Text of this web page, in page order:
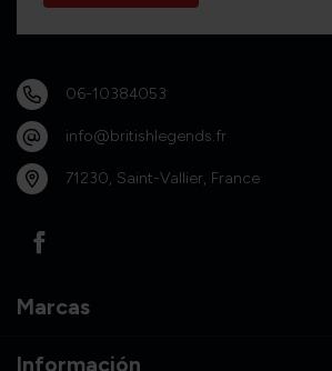
06-10384053
info@britishlegends.fr
71230, Saint-Vallier, France
Marcas
Información